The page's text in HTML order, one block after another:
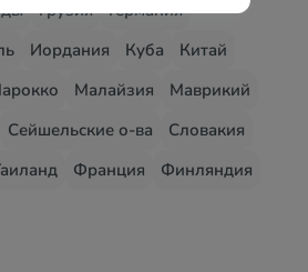
Грузия
Германия
Иордания Куба
Китай
Малайзия
Маврикий
Сейшельские о-ва
Словакия
Франция
Финляндия